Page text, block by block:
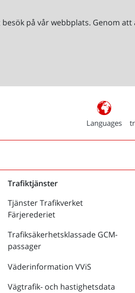
på vår webbplats. Genom
Languages
Trafiktjänster
Tjänster Trafikverket
Färjerederiet
Trafiksäkerhetsklassade GCM-
passager
Väderinformation VViS
Vägtrafik- och hastighetsdata